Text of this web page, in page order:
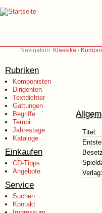
Navigation: Klassika /
Rubriken
Komponisten
Dirigenten
Textdichter
Gattungen
Begriffe
Tempi
Jahrestage
Kataloge
Einkaufen
CD-Tipps
Angebote
Service
Suchen
Kontakt
Titel:
Verlag: